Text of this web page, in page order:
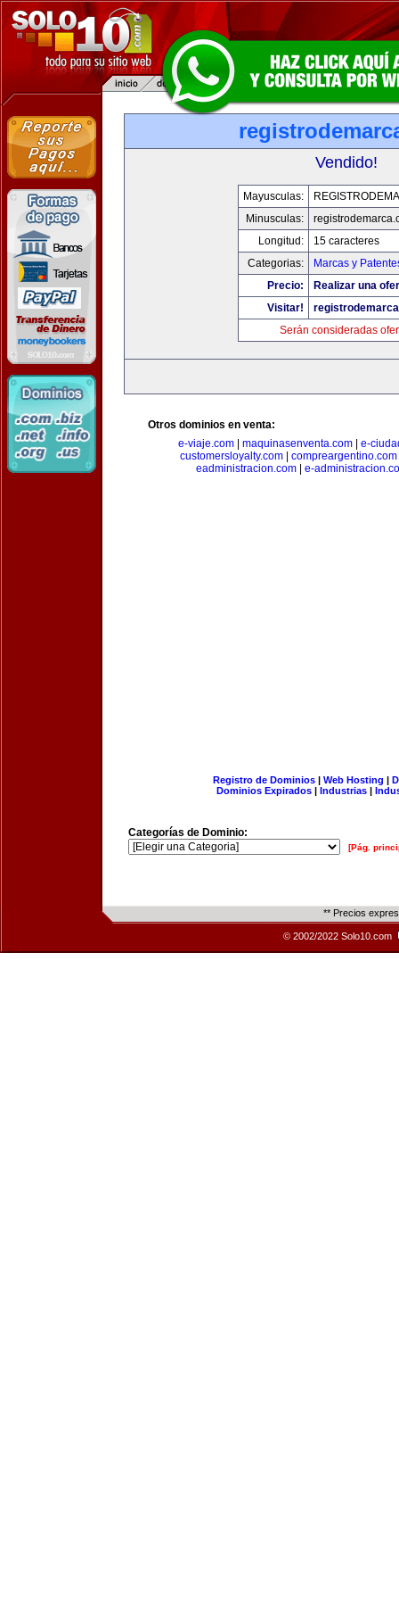
Vendido!
Mayusculas:
Minusculas:
Longitud:
15 caracteres
Categorias:
Marcas y
Precio:
Realizar una
Visitar!
Serán consideradas
Otros dominios en venta:
e-viaje.com| maquinasenventa.com| e-
customersloyalty.com| compreargentino.com
eadministracion.com
e-
Registro de Dominios| Web Hosting |
Dominios Expirados | Industrias |
Categorías de Dominio:
[Pág.
** Precios
© 2002/2022 Solo10.com